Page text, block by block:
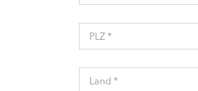
PLZ *
Land *